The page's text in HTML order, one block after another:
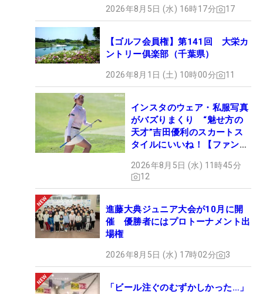
2026年8月5日 (水) 16時17分 17
【ゴルフ会員権】第141回 大栄カ
ントリー俱楽部（千葉県）
2026年8月1日 (土) 10時00分 11
インスタのウェア・私服写真
がバズりまくり “魅せ方の
天才”吉田優利のスカートス
タイルにいいね！【ファンが
2026年8月5日 (水) 11時45分
12
進藤大典ジュニア大会が10月に開
催 優勝者にはプロトーナメント出
場権
2026年8月5日 (水) 17時02分 3
「ビール注ぐのむずかしかった…」